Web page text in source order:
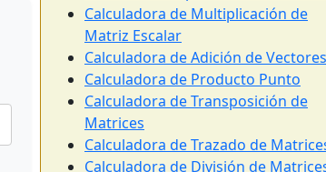
Calculadora de Multiplicación de
Matriz Escalar
Calculadora de Adición de Vectores
Calculadora de Producto Punto
Calculadora de Transposición de
Matrices
Calculadora de Trazado de
Calculadora de División de